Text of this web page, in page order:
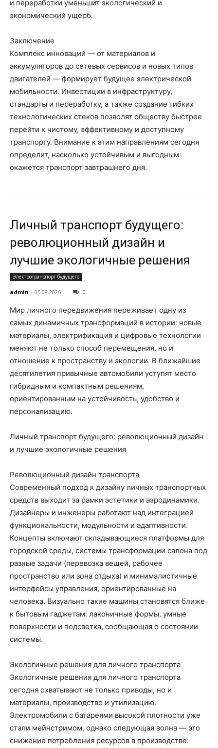
и переработки уменьшит экологический и
экономический ущерб.
Заключение
Комплекс инноваций — от материалов и
аккумуляторов до сетевых сервисов и новых типов
двигателей — формирует будущее электрической
мобильности. Инвестиции в инфраструктуру,
стандарты и переработку, а также создание гибких
технологических стеков позволят обществу быстрее
перейти к чистому, эффективному и доступному
транспорту. Внимание к этим направлениям сегодня
определит, насколько устойчивым и выгодным
окажется транспорт завтрашнего дня.
Личный транспорт будущего:
революционный дизайн и
лучшие экологичные решения
Электротранспорт будущего
admin - 05.08.2026 0
Мир личного передвижения переживает одну из
самых динамичных трансформаций в истории: новые
материалы, электрификация и цифровые технологии
меняют не только способ перемещения, но и
отношение к пространству и экологии. В ближайшие
десятилетия привычные автомобили уступят место
гибридным и компактным решениям,
ориентированным на устойчивость, удобство и
персонализацию.
Личный транспорт будущего: революционный дизайн
и лучшие экологичные решения
Революционный дизайн транспорта
Современный подход к дизайну личных транспортных
средств выходит за рамки эстетики и аэродинамики.
Дизайнеры и инженеры работают над интеграцией
функциональности, модульности и адаптивности.
Концепты включают складывающиеся платформы для
городской среды, системы трансформации салона под
разные задачи (перевозка вещей, рабочее
пространство или зона отдыха) и минималистичные
интерфейсы управления, ориентированные на
человека. Визуально такие машины становятся ближе
к бытовым гаджетам: лаконичные формы, умные
поверхности и подсветка, сообщающая о состоянии
системы.
Экологичные решения для личного транспорта
Экологичные решения для личного транспорта
сегодня охватывают не только приводы, но и
материалы, производство и утилизацию.
Электромобили с батареями высокой плотности уже
стали мейнстримом, однако следующая волна — это
снижение потребления ресурсов в производстве: